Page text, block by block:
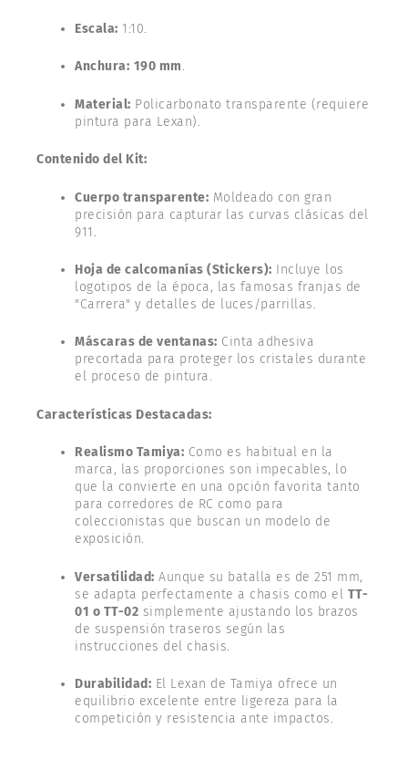
Escala: 1:10.
Anchura: 190 mm.
Material: Policarbonato transparente (requiere
pintura para Lexan).
Contenido del Kit:
Cuerpo transparente: Moldeado con gran
precisión para capturar las curvas clásicas del
911.
Hoja de calcomanías (Stickers): Incluye los
logotipos de la época, las famosas franjas de
"Carrera" y detalles de luces/parrillas.
Máscaras de ventanas: Cinta adhesiva
precortada para proteger los cristales durante
el proceso de pintura.
Características Destacadas:
Realismo Tamiya: Como es habitual en la
marca, las proporciones son impecables, lo
que la convierte en una opción favorita tanto
para corredores de RC como para
coleccionistas que buscan un modelo de
exposición.
Versatilidad: Aunque su batalla es de 251 mm,
se adapta perfectamente a chasis como el TT-
01 o TT-02 simplemente ajustando los brazos
de suspensión traseros según las
instrucciones del chasis.
Durabilidad: El Lexan de Tamiya ofrece un
equilibrio excelente entre ligereza para la
competición y resistencia ante impactos.